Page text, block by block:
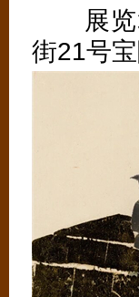
展览地
街21号